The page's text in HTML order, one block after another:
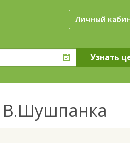
Личный
В.Шушпанка